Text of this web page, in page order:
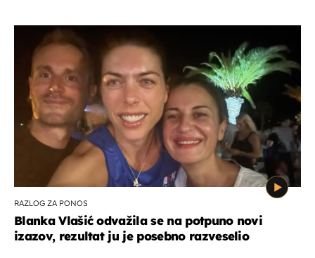
RAZLOG ZA PONOS
Blanka Vlašić odvažila se na potpuno novi
izazov, rezultat ju je posebno razveselio